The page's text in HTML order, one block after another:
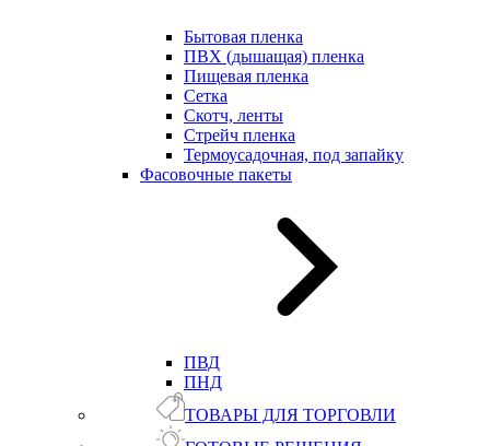
Бытовая пленка
ПВХ (дышащая) пленка
Пищевая пленка
Сетка
Скотч, ленты
Стрейч пленка
Термоусадочная, под запайку
Фасовочные пакеты
ПВД
ПНД
ТОВАРЫ ДЛЯ ТОРГОВЛИ